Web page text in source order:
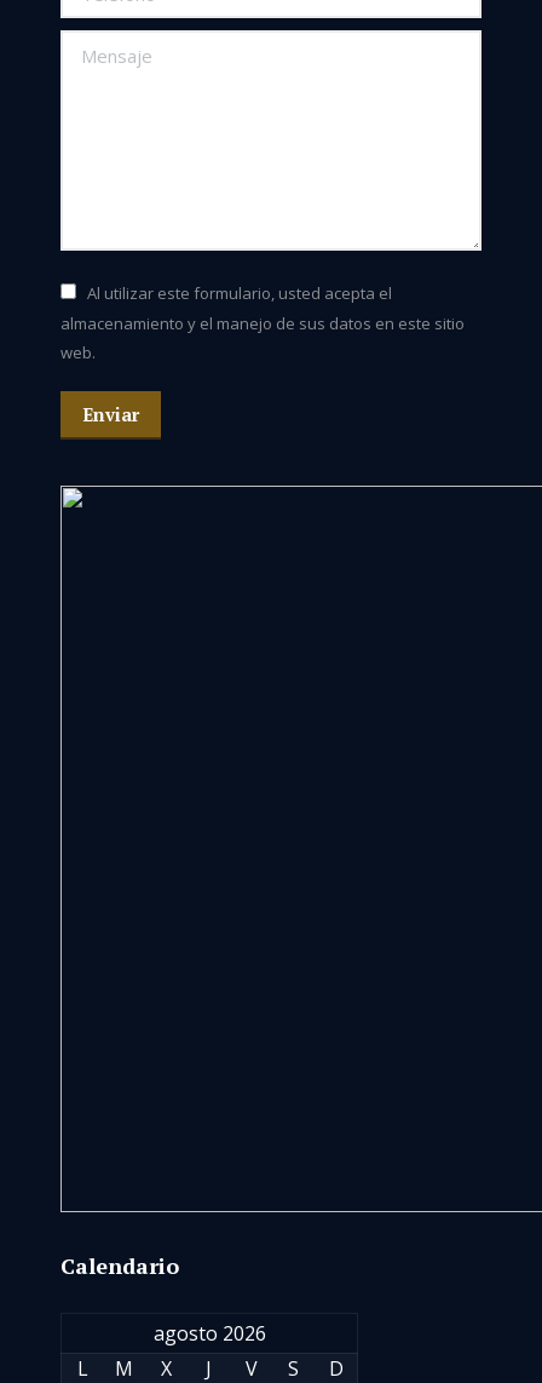
Mensaje
Al utilizar este formulario, usted acepta el
almacenamiento y el manejo de sus datos en este sitio
web.
Enviar
Calendario
agosto 2026
L
M X J V S
D